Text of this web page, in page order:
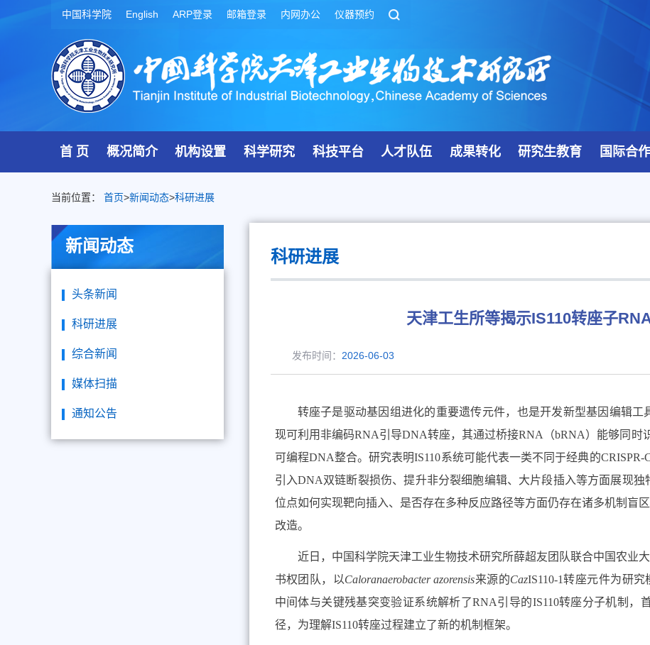
中国科学院 English ARP登录 邮箱登录 内网办公 仪器预约
首 页 概况简介 机构设置 科学研究 科技平台 人才队伍 成果转化 研究生教育 国际合作
当前位置： 首页>新闻动态>科研进展
新闻动态
头条新闻
科研进展
综合新闻
媒体扫描
通知公告
科研进展
天津工生所等揭示IS110转座子
发布时间： 2026-06-03
转座子是驱动基因组进化的重要遗传元件，也是开发新型基因编辑工
现可利用非编码RNA引导DNA转座，其通过桥接RNA （bRNA）能够同时
可编程DNA整合。研究表明IS110系统可能代表一类不同于经典的CRISPR-
引入DNA双链断裂损伤、提升非分裂细胞编辑、大片段插入等方面展现独
位点如何实现靶向插入、是否存在多种反应路径等方面仍存在诸多机制盲
改造。
近日，中国科学院天津工业生物技术研究所薛超友团队联合中国农业
书权团队 ， 以Caloranaerobacter azorensis来源的CazIS110-1转座元件为研究
中间体与关键残基突变验证系统解析了RNA引导的IS110转座分子机制，
径，为理解IS110转座过程建立了新的机制框架。